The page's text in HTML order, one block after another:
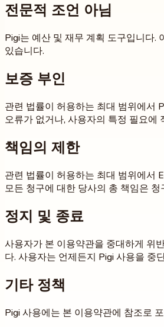
전문적 조언 아님
Pigi는 예산 및 재무 계획 도구입니다.
있습니다.
보증 부인
관련 법률이 허용하는 최대 범위에서
오류가 없거나, 사용자의 특정 필요에
책임의 제한
관련 법률이 허용하는 최대 범위에서
모든 청구에 대한 당사의 총 책임은
정지 및 종료
사용자가 본 이용약관을 중대하게 위
다. 사용자는 언제든지 Pigi 사용을 중
기타 정책
Pigi 사용에는 본 이용약관에 참조로